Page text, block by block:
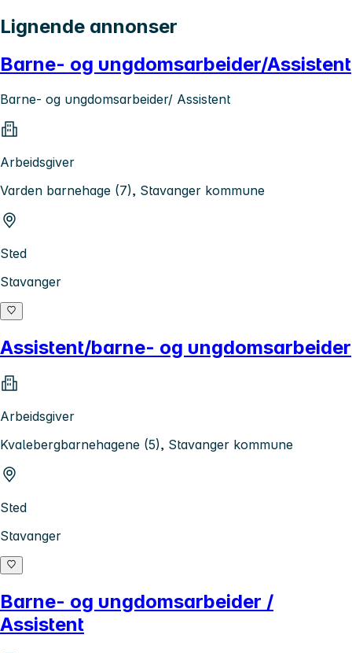
Lignende annonser
Barne- og ungdomsarbeider/Assistent
Barne- og ungdomsarbeider/ Assistent
Arbeidsgiver
Varden barnehage (7), Stavanger kommune
Sted
Stavanger
Assistent/barne- og ungdomsarbeider
Arbeidsgiver
Kvalebergbarnehagene (5), Stavanger kommune
Sted
Stavanger
Barne- og ungdomsarbeider /
Assistent